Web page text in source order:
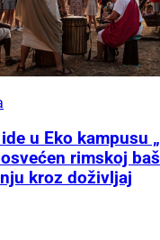
u Eko kampusu
rimskoj
kroz doživljaj